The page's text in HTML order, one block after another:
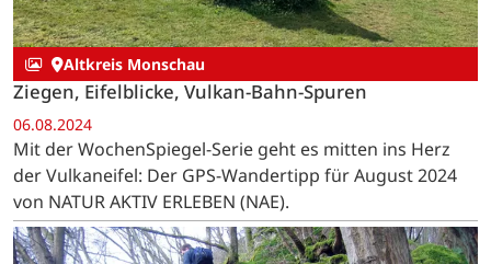
Altkreis Monschau
Ziegen, Eifelblicke, Vulkan-Bahn-Spuren
06.08.2024
Mit der WochenSpiegel-Serie geht es mitten ins Herz
der Vulkaneifel: Der GPS-Wandertipp für August 2024
von NATUR AKTIV ERLEBEN (NAE).